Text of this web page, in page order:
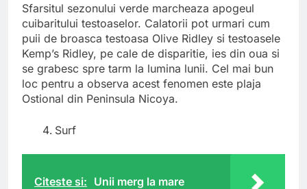
Sfarsitul sezonului verde marcheaza apogeul
cuibaritului testoaselor. Calatorii pot urmari cum
puii de broasca testoasa Olive Ridley si testoasele
Kemp’s Ridley, pe cale de disparitie, ies din oua si
se grabesc spre tarm la lumina lunii. Cel mai bun
loc pentru a observa acest fenomen este plaja
Ostional din Peninsula Nicoya.
Surf
Citeste si: Unii merg la mare